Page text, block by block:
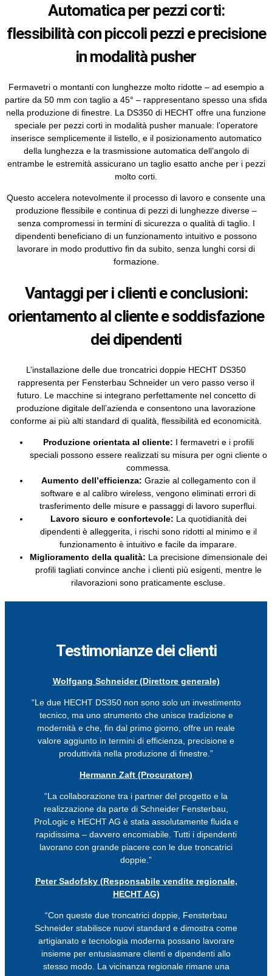
Automatica per pezzi corti:
flessibilità con piccoli pezzi e precisione
in modalità pusher
Fermavetri o montanti con lunghezze molto ridotte – ad esempio a
partire da 50 mm con taglio a 45° – rappresentano spesso una sfida
nella produzione di finestre. La DS350 di HECHT offre una funzione
speciale per pezzi corti in modalità pusher manuale: l’operatore
inserisce semplicemente il listello, e il posizionamento automatico
della lunghezza e la trasmissione automatica dell’angolo di
entrambe le estremità assicurano un taglio esatto anche per i pezzi
molto corti.
Questo accelera notevolmente il processo di lavoro e consente una
produzione flessibile e continua di pezzi di lunghezze diverse –
senza compromessi in termini di sicurezza o qualità di taglio. I
dipendenti beneficiano di un funzionamento intuitivo e possono
lavorare in modo produttivo fin da subito, senza lunghi corsi di
formazione.
Vantaggi per i clienti e conclusioni:
orientamento al cliente e soddisfazione
dei dipendenti
L’installazione delle due troncatrici doppie HECHT DS350
rappresenta per Fensterbau Schneider un vero passo verso il
futuro. Le macchine si integrano perfettamente nel concetto di
produzione digitale dell’azienda e consentono una lavorazione
conforme ai più alti standard di qualità, flessibilità ed economicità.
Produzione orientata al cliente: I fermavetri e i profili
speciali possono essere realizzati su misura per ogni cliente o
commessa.
Aumento dell’efficienza: Grazie al collegamento con il
software e al calibro wireless, vengono eliminati errori di
trasferimento delle misure e passaggi di lavoro superflui.
Lavoro sicuro e confortevole: La quotidianità dei
dipendenti è alleggerita, i rischi sono ridotti al minimo e il
funzionamento è intuitivo e facile da imparare.
Miglioramento della qualità: La precisione dimensionale dei
profili tagliati convince anche i clienti più esigenti, mentre le
rilavorazioni sono praticamente escluse.
Testimonianze dei clienti
Wolfgang Schneider (Direttore generale)
“Le due HECHT DS350 non sono solo un investimento
tecnico, ma uno strumento che unisce tradizione e
modernità e che, fin dal primo giorno, offre un reale
valore aggiunto in termini di efficienza, precisione e
produttività nella produzione di finestre.”
Hermann Zaft (Procuratore)
“La collaborazione tra i partner del progetto e la
realizzazione da parte di Schneider Fensterbau,
ProLogic e HECHT AG è stata assolutamente fluida e
rapidissima – davvero encomiabile. Tutti i dipendenti
lavorano con grande piacere con le due troncatrici
doppie.”
Peter Sadofsky (Responsabile vendite regionale,
HECHT AG)
“Con queste due troncatrici doppie, Fensterbau
Schneider stabilisce nuovi standard e dimostra come
artigianato e tecnologia moderna possano lavorare
insieme per entusiasmare clienti e dipendenti allo
stesso modo. La vicinanza regionale rimane una